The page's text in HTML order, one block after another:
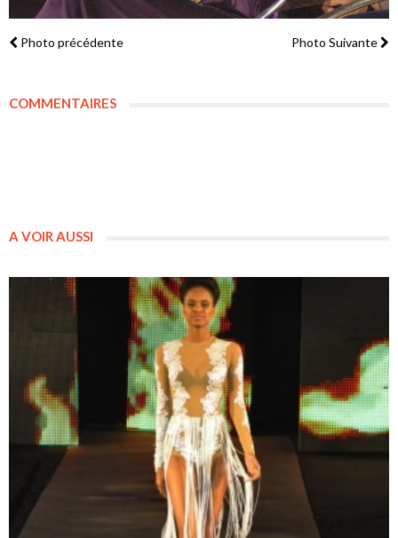
Photo précédente Photo Suivante
COMMENTAIRES
A VOIR AUSSI